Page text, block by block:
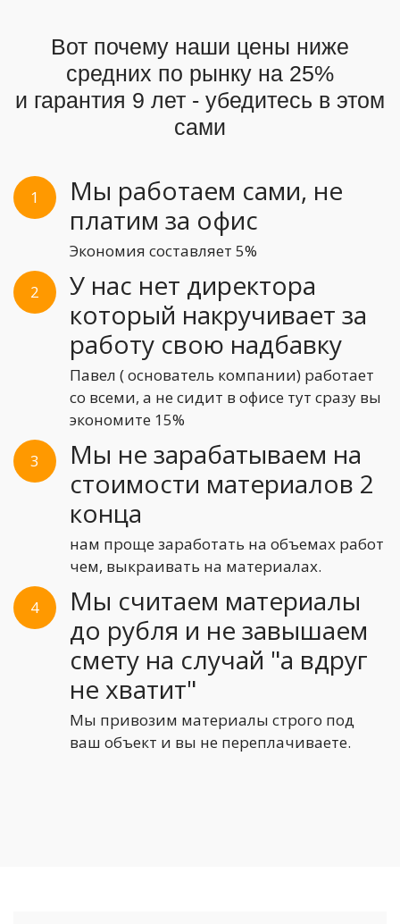
Вот почему наши цены ниже
средних по рынку на 25%
и гарантия 9 лет - убедитесь в этом
сами
1
Мы работаем сами, не
платим за офис
Экономия составляет 5%
2
У нас нет директора
который накручивает за
работу свою надбавку
Павел ( основатель компании) работает
со всеми, а не сидит в офисе тут сразу вы
экономите 15%
3
Мы не зарабатываем на
стоимости материалов 2
конца
нам проще заработать на объемах работ
чем, выкраивать на материалах.
4
Мы считаем материалы
до рубля и не завышаем
смету на случай "а вдруг
не хватит"
Мы привозим материалы строго под
ваш объект и вы не переплачиваете.